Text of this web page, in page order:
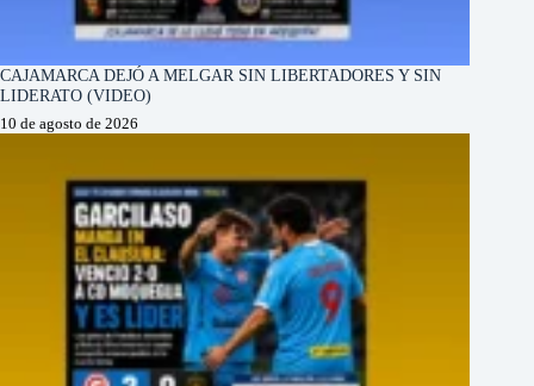
CAJAMARCA DEJÓ A MELGAR SIN LIBERTADORES Y SIN
LIDERATO (VIDEO)
10 de agosto de 2026